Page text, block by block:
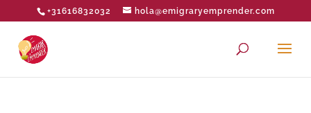
+31616832032 hola@emigraryemprender.com